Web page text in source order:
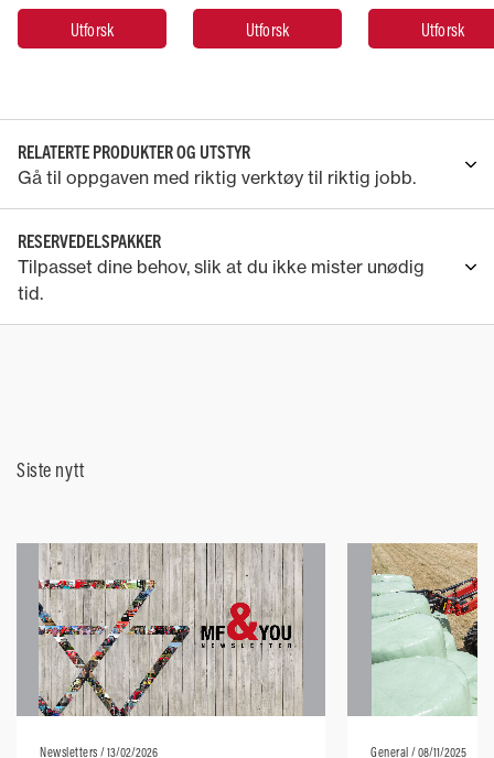
Utforsk Utforsk Utforsk
RELATERTE PRODUKTER OG UTSTYR
Gå til oppgaven med riktig verktøy til riktig jobb.
RESERVEDELSPAKKER
Tilpasset dine behov, slik at du ikke mister unødig
tid.
Siste nytt
Newsletters / 13/02/2026 General / 08/11/2025